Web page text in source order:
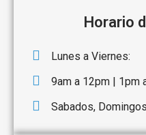
Horario
Lunes a Viernes:
9am a 12pm | 1pm
Sabados,